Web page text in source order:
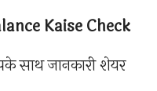
Kaise Check
जानकारी शेयर